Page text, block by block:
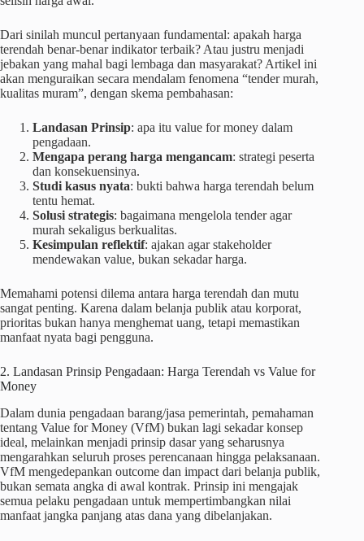
Dari sinilah muncul pertanyaan fundamental: apakah harga
terendah benar-benar indikator terbaik? Atau justru menjadi
jebakan yang mahal bagi lembaga dan masyarakat? Artikel ini
akan menguraikan secara mendalam fenomena “tender murah,
kualitas muram”, dengan skema pembahasan:
Landasan Prinsip: apa itu value for money dalam
pengadaan.
Mengapa perang harga mengancam: strategi peserta
dan konsekuensinya.
Studi kasus nyata: bukti bahwa harga terendah belum
tentu hemat.
Solusi strategis: bagaimana mengelola tender agar
murah sekaligus berkualitas.
Kesimpulan reflektif: ajakan agar stakeholder
mendewakan value, bukan sekadar harga.
Memahami potensi dilema antara harga terendah dan mutu
sangat penting. Karena dalam belanja publik atau korporat,
prioritas bukan hanya menghemat uang, tetapi memastikan
manfaat nyata bagi pengguna.
2. Landasan Prinsip Pengadaan: Harga Terendah vs Value for
Money
Dalam dunia pengadaan barang/jasa pemerintah, pemahaman
tentang Value for Money (VfM) bukan lagi sekadar konsep
ideal, melainkan menjadi prinsip dasar yang seharusnya
mengarahkan seluruh proses perencanaan hingga pelaksanaan.
VfM mengedepankan outcome dan impact dari belanja publik,
bukan semata angka di awal kontrak. Prinsip ini mengajak
semua pelaku pengadaan untuk mempertimbangkan nilai
manfaat jangka panjang atas dana yang dibelanjakan.